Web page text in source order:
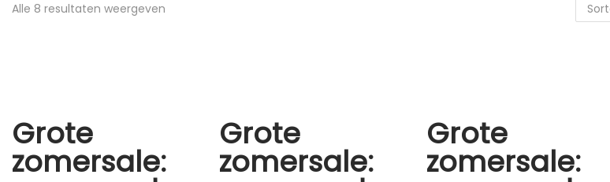
Alle 8 resultaten weergeven
Grote
zomersale:
Grote
zomersale:
Grote
zomersale: